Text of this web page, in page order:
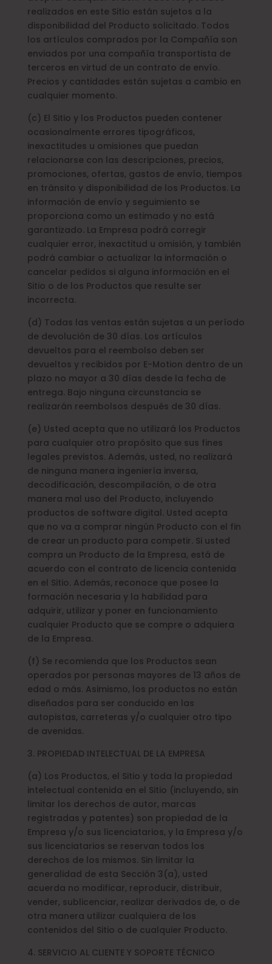
realizados en este Sitio están sujetos a la
disponibilidad del Producto solicitado. Todos
los artículos comprados por la Compañía son
enviados por una compañía transportista de
terceros en virtud de un contrato de envío.
Precios y cantidades están sujetas a cambio en
cualquier momento.
(c) El Sitio y los Productos pueden contener
ocasionalmente errores tipográficos,
inexactitudes u omisiones que puedan
relacionarse con las descripciones, precios,
promociones, ofertas, gastos de envío, tiempos
en tránsito y disponibilidad de los Productos. La
información de envío y seguimiento se
proporciona como un estimado y no está
garantizado. La Empresa podrá corregir
cualquier error, inexactitud u omisión, y también
podrá cambiar o actualizar la información o
cancelar pedidos si alguna información en el
Sitio o de los Productos que resulte ser
incorrecta.
(d) Todas las ventas están sujetas a un período
de devolución de 30 días. Los artículos
devueltos para el reembolso deben ser
devueltos y recibidos por E-Motion dentro de un
plazo no mayor a 30 días desde la fecha de
entrega. Bajo ninguna circunstancia se
realizarán reembolsos después de 30 días.
(e) Usted acepta que no utilizará los Productos
para cualquier otro propósito que sus fines
legales previstos. Además, usted, no realizará
de ninguna manera ingeniería inversa,
decodificación, descompilación, o de otra
manera mal uso del Producto, incluyendo
productos de software digital. Usted acepta
que no va a comprar ningún Producto con el fin
de crear un producto para competir. Si usted
compra un Producto de la Empresa, está de
acuerdo con el contrato de licencia contenida
en el Sitio. Además, reconoce que posee la
formación necesaria y la habilidad para
adquirir, utilizar y poner en funcionamiento
cualquier Producto que se compre o adquiera
de la Empresa.
(f) Se recomienda que los Productos sean
operados por personas mayores de 13 años de
edad o más. Asimismo, los productos no están
diseñados para ser conducido en las
autopistas, carreteras y/o cualquier otro tipo
de avenidas.
3. PROPIEDAD INTELECTUAL DE LA EMPRESA
(a) Los Productos, el Sitio y toda la propiedad
intelectual contenida en el Sitio (incluyendo, sin
limitar los derechos de autor, marcas
registradas y patentes) son propiedad de la
Empresa y/o sus licenciatarios, y la Empresa y/o
sus licenciatarios se reservan todos los
derechos de los mismos. Sin limitar la
generalidad de esta Sección 3(a), usted
acuerda no modificar, reproducir, distribuir,
vender, sublicenciar, realizar derivados de, o de
otra manera utilizar cualquiera de los
contenidos del Sitio o de cualquier Producto.
4. SERVICIO AL CLIENTE Y SOPORTE TÉCNICO